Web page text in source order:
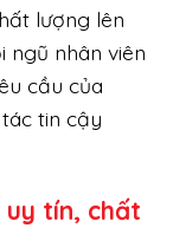
lượng lên
ngũ nhân viên
cầu của
tin cậy
uy tín, chất